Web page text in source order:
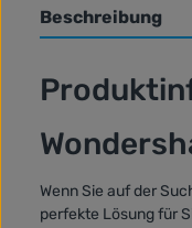
Beschreibung
Wenn Sie auf der
perfekte Lösung für